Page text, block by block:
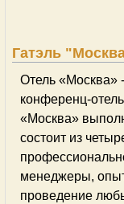
Гатэль
Отель «Москва»
конференц-
«Москва»
состоит из
менеджеры,
проведение